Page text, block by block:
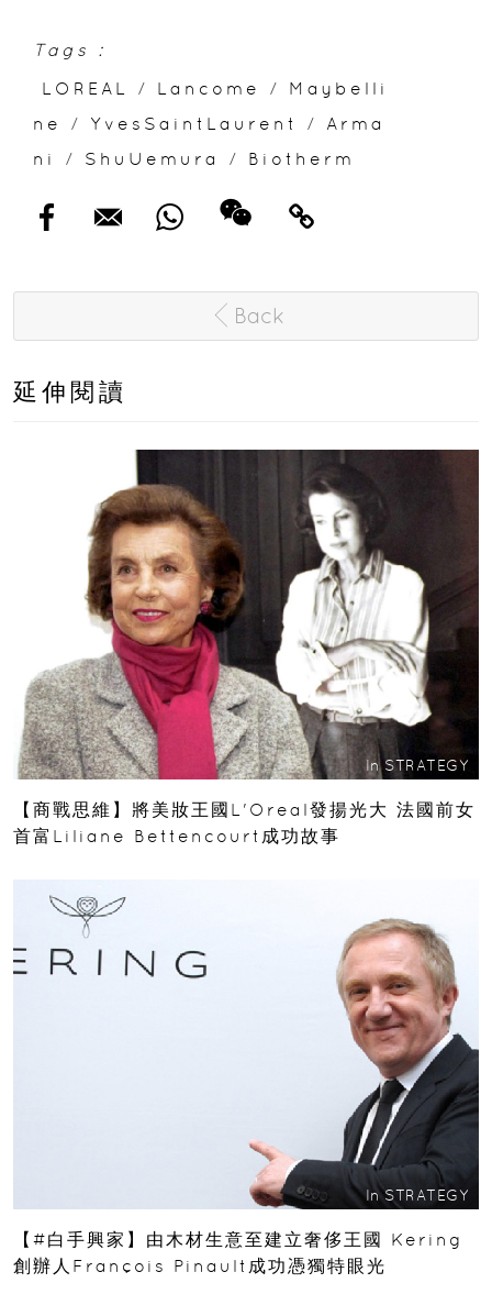
Tags :
LOREAL
/ Lancome /
Maybelli
ne
/ YvesSaintLaurent /
Arma
ni
/ ShuUemura / Biotherm
Back
延伸閱讀
In STRATEGY
【商戰思維】將美妝王國L'Oreal發揚光大 法國前女
首富Liliane Bettencourt成功故事
In STRATEGY
【#白手興家】由木材生意至建立奢侈王國 Kering
創辦人François Pinault成功憑獨特眼光